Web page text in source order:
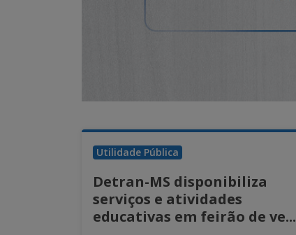
Utilidade Pública
Detran-MS disponibiliza
serviços e atividades
educativas em feirão de ve...